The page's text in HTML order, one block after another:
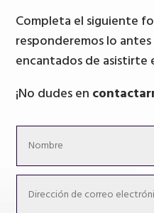
Completa el siguiente
responderemos lo antes
encantados de asistirte
¡No dudes en